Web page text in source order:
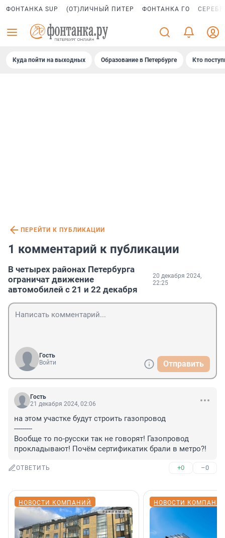
ФОНТАНКА SUP (ОТ)ЛИЧНЫЙ ПИТЕР ФОНТАНКА ГО
Куда пойти на выходных Образование в Петербурге Кто
ПЕРЕЙТИ К ПУБЛИКАЦИИ
1 комментарий к публикации
В четырех районах Петербурга
ограничат движение
автомобилей с 21 и 22 декабря
20 декабря 2024,
22:25
Гость
Войти
Отправить
Гость
21 декабря 2024, 02:06
на этом участке будут строить газопровод
---------
Вообще то по-русски так не говорят! Газопровод
прокладывают! Почём сертификатик брали в метро?!
ОТВЕТИТЬ +0 –0
НОВОСТИ КОМПАНИЙ НОВОСТИ